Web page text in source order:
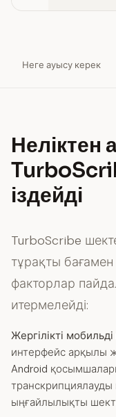
Неге ауысу керек
Неліктен
іздейді
TurboScribe
тұрақты
факторлар
итермелейді:
Жергілікті
интерфейс арқылы
Android
ыңғайлылықты